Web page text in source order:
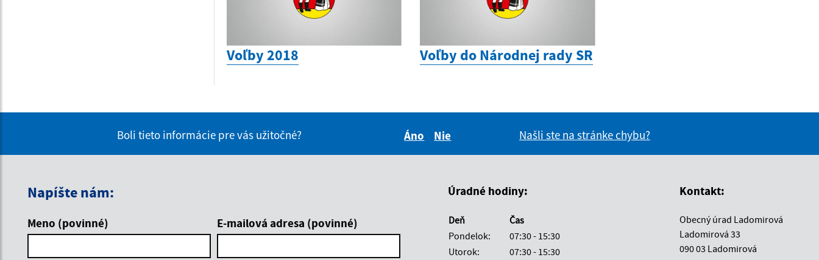
Voľby 2018 Voľby do Národnej rady SR
Boli tieto informácie pre vás užitočné?
Áno
Nie
Našli ste na stránke chybu?
Napíšte nám:
Meno (povinné) E-mailová adresa (povinné)
Úradné hodiny:
Deň
Čas
Pondelok:
07:30 - 15:30
Utorok:
07:30 - 15:30
Kontakt:
Obecný úrad Ladomirová
Ladomirová 33
090 03 Ladomirová